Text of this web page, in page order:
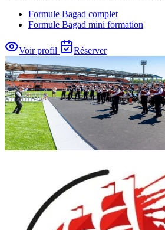
Formule Bagad complet
Formule Bagad mini formation
Voir profil Réserver